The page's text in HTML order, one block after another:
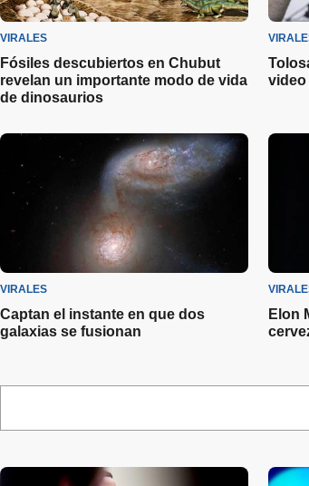
VIRALES
Fósiles descubiertos en Chubut
revelan un importante modo de vida
de dinosaurios
video
VIRALES
Captan el instante en que dos
galaxias se fusionan
Elon